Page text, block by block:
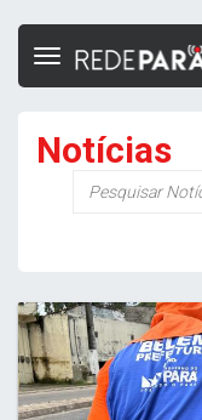
Toggle
Notícias